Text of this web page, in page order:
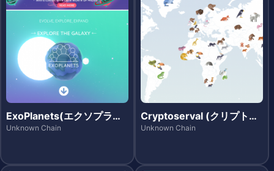
ExoPlanets(エクソプラネ
ッツ)
Unknown Chain
Cryptoserval (クリプトサ
ーバル)
Unknown Chain